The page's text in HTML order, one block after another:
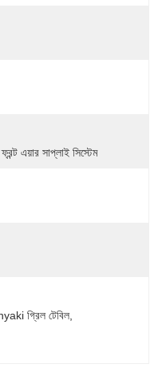
এয়ার সাপ্লাই সিস্টেম
গ্রিল টেবিল